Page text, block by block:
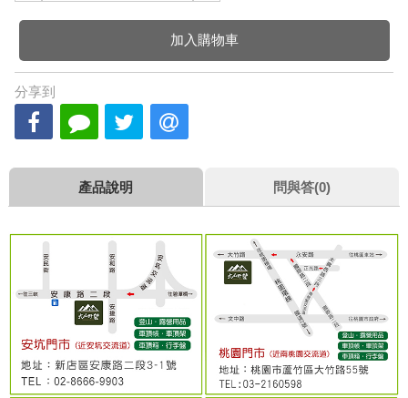
加入購物車
分享到
產品說明 問與答(0)